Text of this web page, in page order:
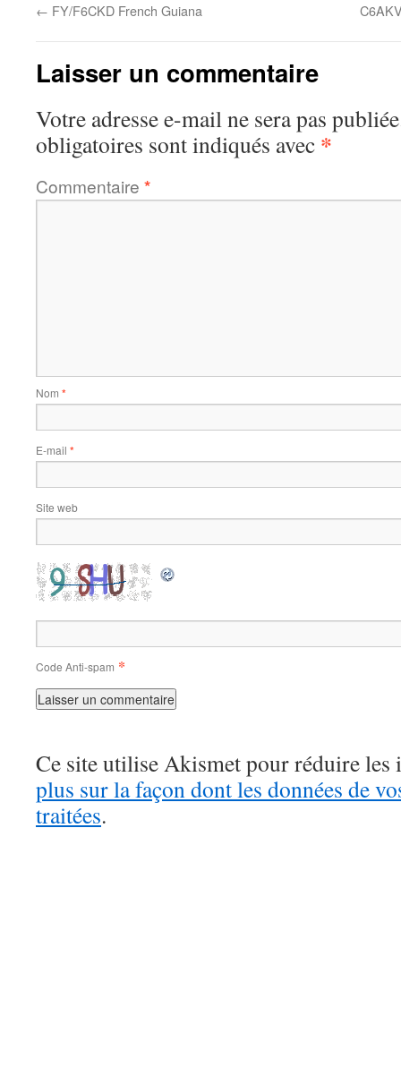
← FY/F6CKD French Guiana
Laisser un commentaire
Votre adresse e-mail ne sera pas
obligatoires sont indiqués avec *
Commentaire *
Nom *
E-mail *
Site web
Code Anti-spam *
Ce site utilise Akismet pour réduire les
plus sur la façon dont les données de
traitées.